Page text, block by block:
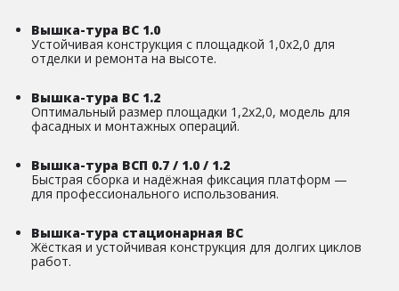
Вышка-тура ВС 1.0
Устойчивая конструкция с площадкой 1,0х2,0 для
отделки и ремонта на высоте.
Вышка-тура ВС 1.2
Оптимальный размер площадки 1,2х2,0, модель для
фасадных и монтажных операций.
Вышка-тура ВСП 0.7 / 1.0 / 1.2
Быстрая сборка и надёжная фиксация платформ —
для профессионального использования.
Вышка-тура стационарная ВС
Жёсткая и устойчивая конструкция для долгих циклов
работ.